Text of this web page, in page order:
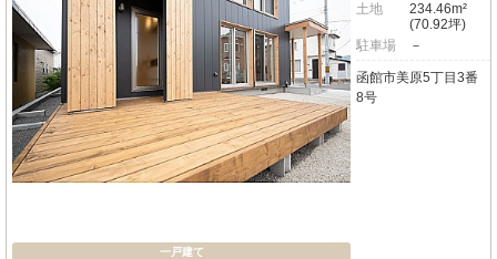
一戸建て
土地
234.46m²
(70.92坪)
駐車場
－
函館市美原5丁目3番
8号